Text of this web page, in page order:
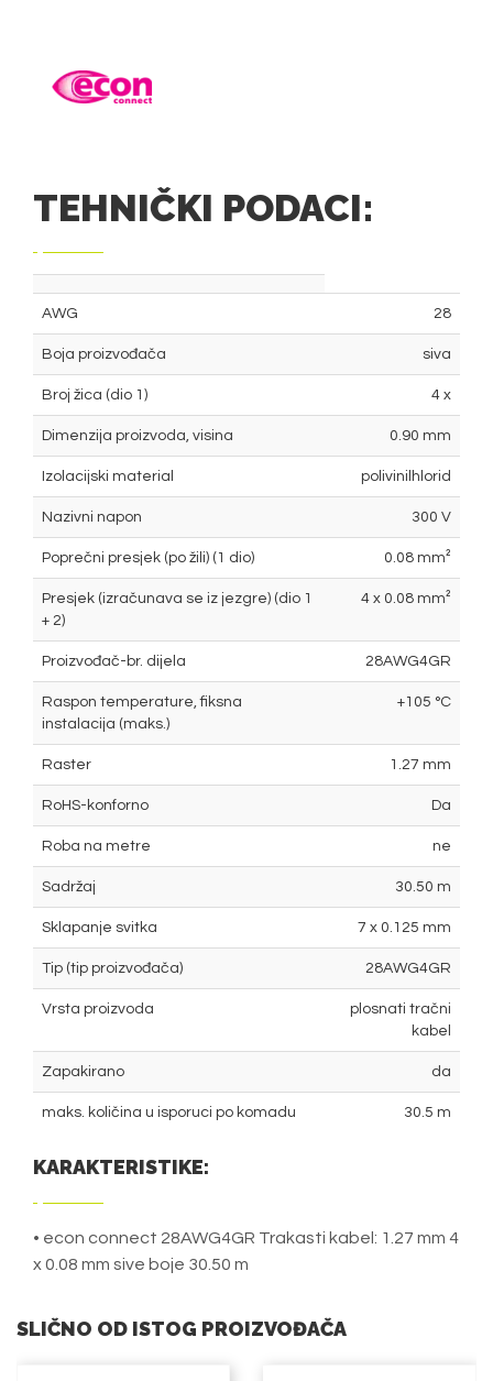
TEHNIČKI PODACI:
AWG 28
Boja proizvođača siva
Broj žica (dio 1) 4 x
Dimenzija proizvoda, visina 0.90 mm
Izolacijski material polivinilhlorid
Nazivni napon 300 V
Poprečni presjek (po žili) (1 dio) 0.08 mm²
Presjek (izračunava se iz jezgre) (dio 1
+ 2)
4 x 0.08 mm²
Proizvođač-br. dijela 28AWG4GR
Raspon temperature, fiksna
instalacija (maks.)
+105 °C
Raster 1.27 mm
RoHS-konforno Da
Roba na metre ne
Sadržaj 30.50 m
Sklapanje svitka 7 x 0.125 mm
Tip (tip proizvođača) 28AWG4GR
Vrsta proizvoda
plosnati tračni
kabel
Zapakirano da
maks. količina u isporuci po komadu 30.5 m
KARAKTERISTIKE:
• econ connect 28AWG4GR Trakasti kabel: 1.27 mm 4
x 0.08 mm sive boje 30.50 m
SLIČNO OD ISTOG PROIZVOĐAČA